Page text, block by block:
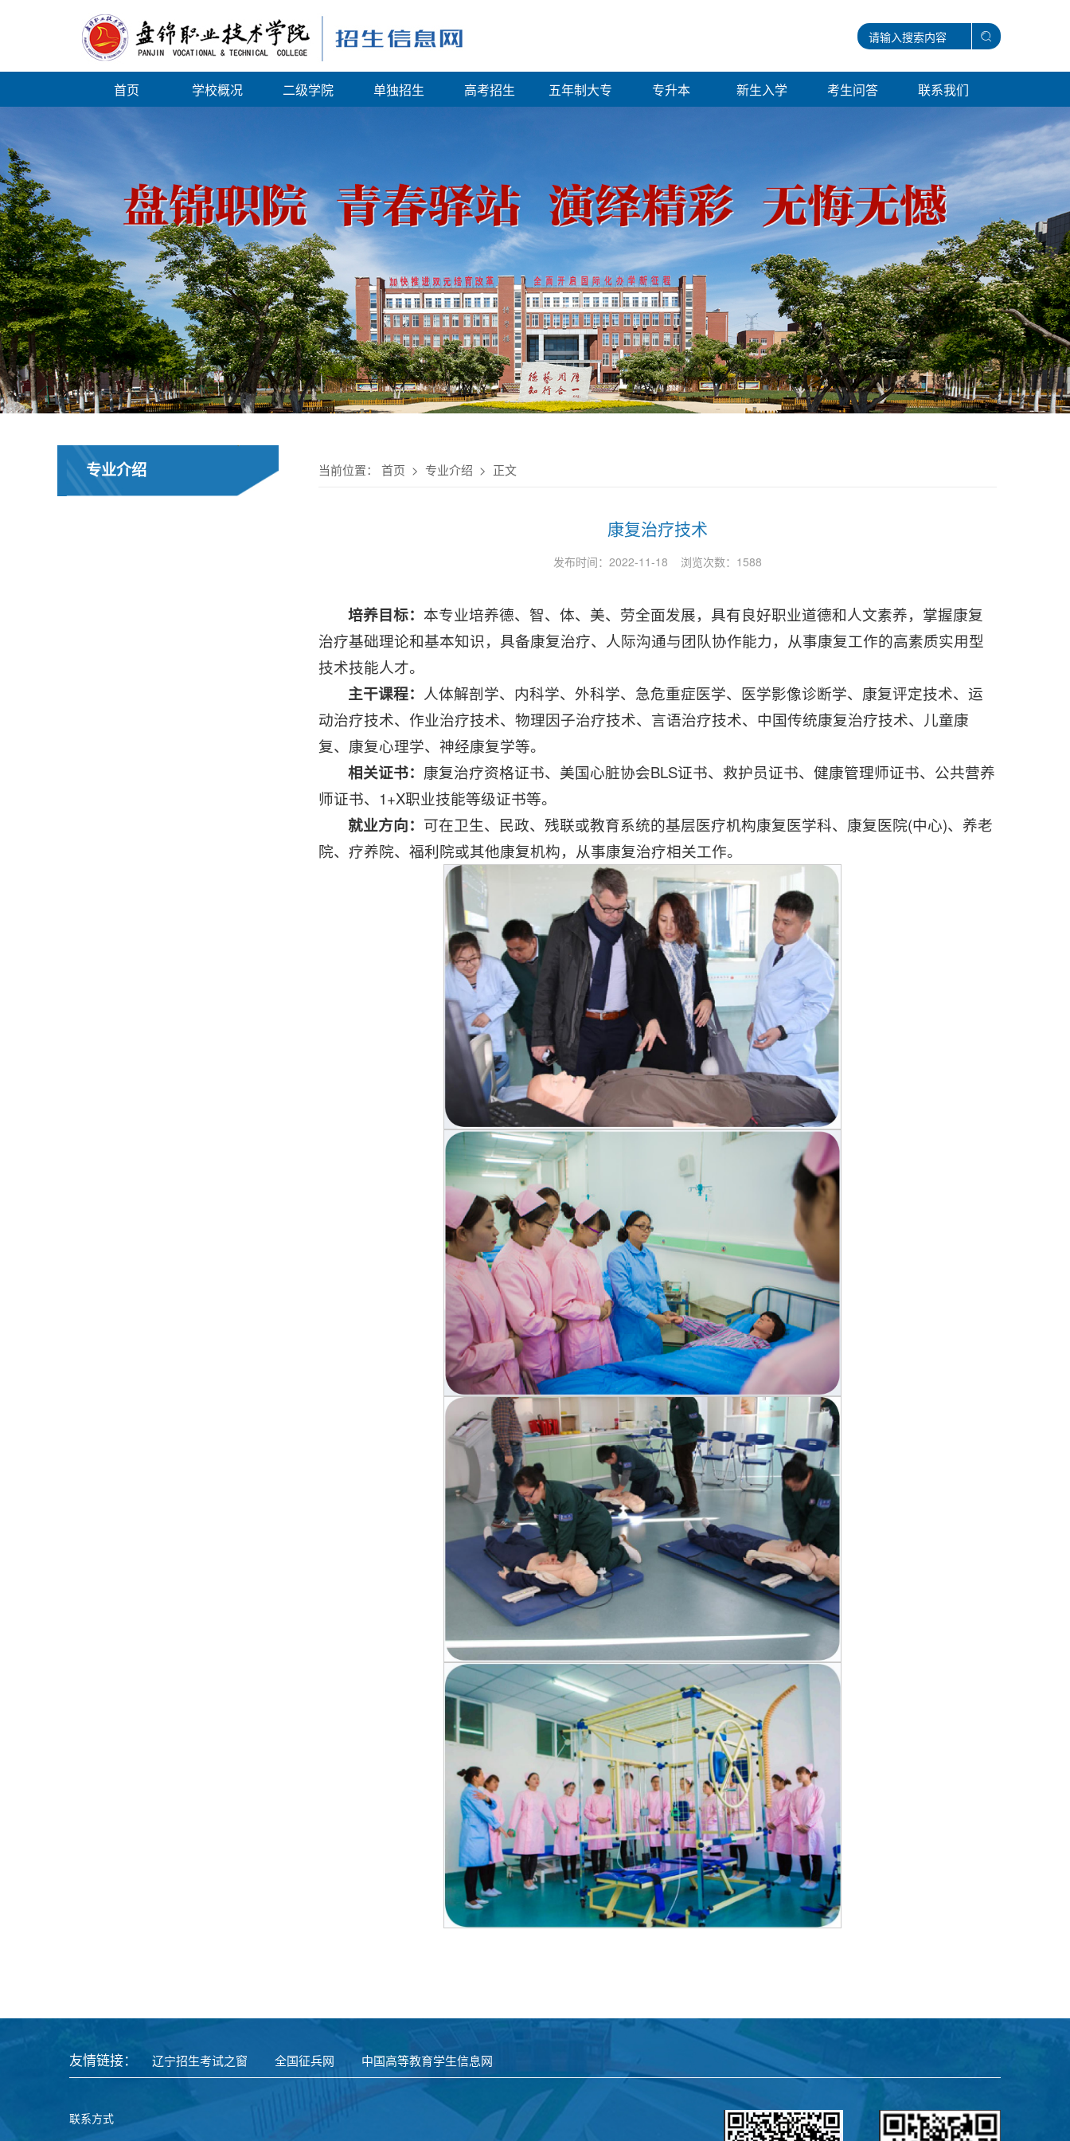
首页 学校概况 二级学院 单独招生 高考招生 五年制大专 专升本 新生入学 考生问答 联系我们
专业介绍 当前位置： 首页 > 专业介绍 > 正文
康复治疗技术
发布时间：2022-11-18 浏览次数： 1588
培养目标： 本专业培养德、智、体、美、劳全面发展，具有良好职业道德和人文素养，掌握康复
治疗基础理论和基本知识，具备康复治疗、人际沟通与团队协作能力，从事康复工作的高素质实用型
技术技能人才。
主干课程： 人体解剖学、内科学、外科学、急危重症医学、医学影像诊断学、康复评定技术、运
动治疗技术、作业治疗技术、物理因子治疗技术、言语治疗技术、中国传统康复治疗技术、儿童康
复、康复心理学、神经康复学等。
相关证书： 康复治疗资格证书、美国心脏协会BLS证书、救护员证书、健康管理师证书、公共营养
师证书、1+X职业技能等级证书等。
就业方向： 可在卫生、民政、残联或教育系统的基层医疗机构康复医学科、康复医院(中心)、养老
院、疗养院、福利院或其他康复机构，从事康复治疗相关工作。
友情链接： 辽宁招生考试之窗 全国征兵网 中国高等教育学生信息网
联系方式